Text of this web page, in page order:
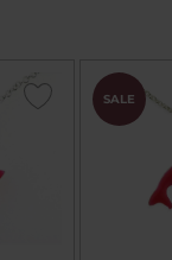
SALE